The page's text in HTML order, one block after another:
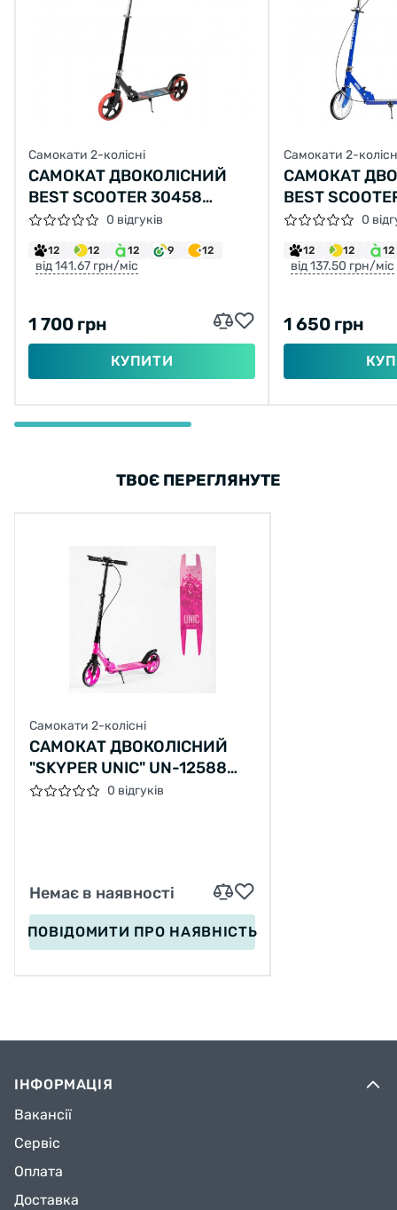
Самокати 2-колісні
САМОКАТ ДВОКОЛІСНИЙ
BEST SCOOTER 30458
ЧОРНИЙ
0 відгуків
12 12 12 9 12
від 141.67 грн/міс
1 700 грн
КУПИТИ
Самокати 2-
САМОКАТ
BEST
0
12 12 12
від 137.50 грн/міс
1 650 грн
ТВОЄ ПЕРЕГЛЯНУТЕ
Самокати 2-колісні
САМОКАТ ДВОКОЛІСНИЙ
"SKYPER UNIC" UN-12588
РУЧНЕ ДИСКОВЕ ГАЛЬМО,
0 відгуків
Немає в наявності
ПОВІДОМИТИ ПРО НАЯВНІСТЬ
ІНФОРМАЦІЯ
Вакансії
Сервіс
Оплата
Доставка